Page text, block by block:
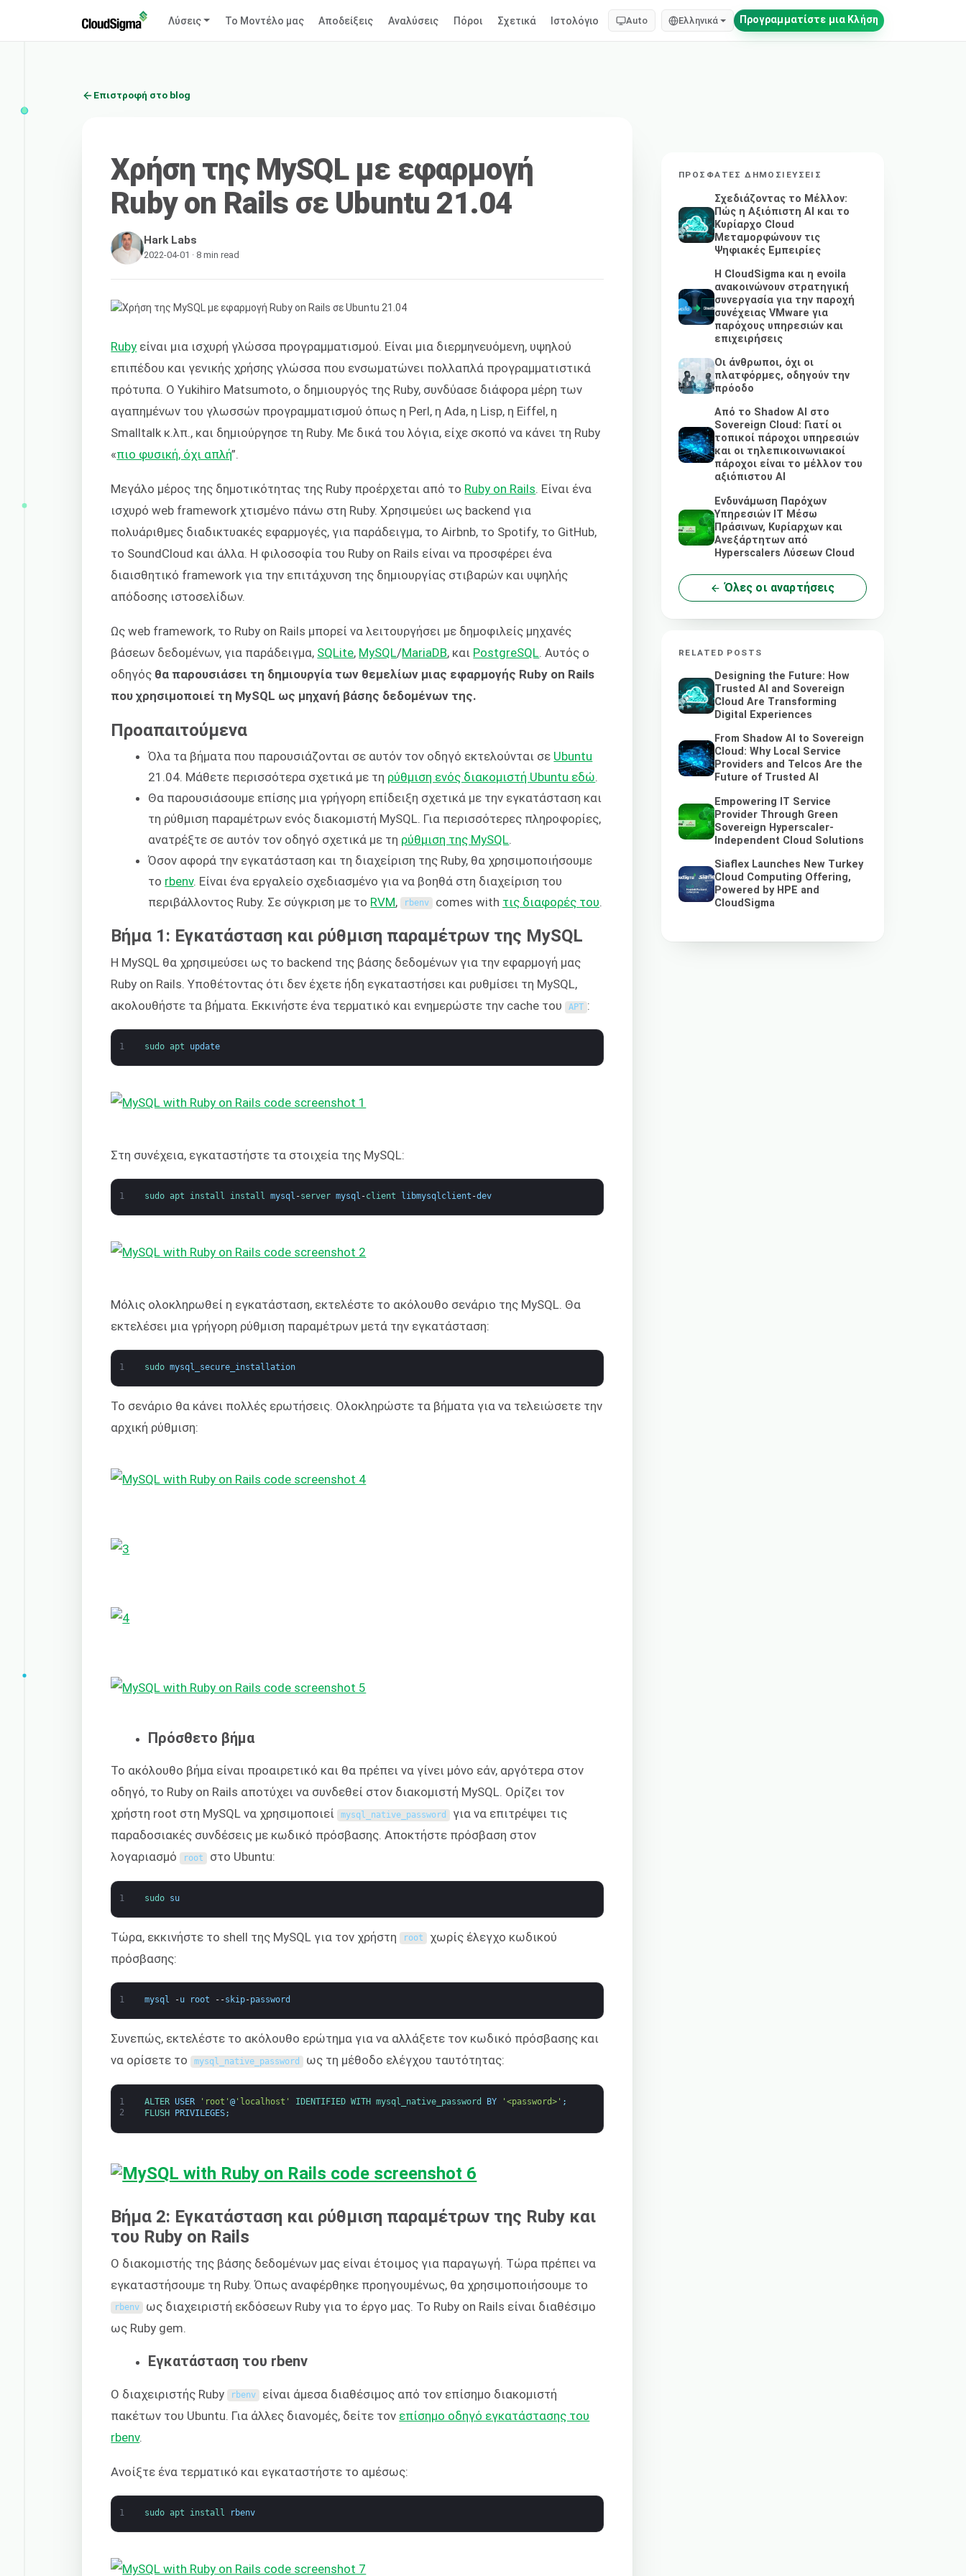
Λύσεις Το Μοντέλο μας Αποδείξεις Αναλύσεις Πόροι Σχετικά Ιστολόγιο Auto Ελληνικά Προγραμματίστε μια Κλήση
Επιστροφή στο blog
Χρήση της MySQL με εφαρμογή
Ruby on Rails σε Ubuntu 21.04
Hark Labs
2022-04-01 · 8 min read
Ruby είναι μια ισχυρή γλώσσα προγραμματισμού. Είναι μια διερμηνευόμενη, υψηλού
επιπέδου και γενικής χρήσης γλώσσα που ενσωματώνει πολλαπλά προγραμματιστικά
πρότυπα. Ο Yukihiro Matsumoto, ο δημιουργός της Ruby, συνδύασε διάφορα μέρη των
αγαπημένων του γλωσσών προγραμματισμού όπως η Perl, η Ada, η Lisp, η Eiffel, η
Smalltalk κ.λπ., και δημιούργησε τη Ruby. Με δικά του λόγια, είχε σκοπό να κάνει τη Ruby
«πιο φυσική, όχι απλή”.
Μεγάλο μέρος της δημοτικότητας της Ruby προέρχεται από το Ruby on Rails . Είναι ένα
ισχυρό web framework χτισμένο πάνω στη Ruby. Χρησιμεύει ως backend για
πολυάριθμες διαδικτυακές εφαρμογές, για παράδειγμα, το Airbnb, το Spotify, το GitHub,
το SoundCloud και άλλα. Η φιλοσοφία του Ruby on Rails είναι να προσφέρει ένα
διαισθητικό framework για την επιτάχυνση της δημιουργίας στιβαρών και υψηλής
απόδοσης ιστοσελίδων.
Ως web framework, το Ruby on Rails μπορεί να λειτουργήσει με δημοφιλείς μηχανές
βάσεων δεδομένων, για παράδειγμα, SQLite, MySQL/MariaDB, και PostgreSQL. Αυτός ο
οδηγός θα παρουσιάσει τη δημιουργία των θεμελίων μιας εφαρμογής Ruby on Rails
που χρησιμοποιεί τη MySQL ως μηχανή βάσης δεδομένων της.
Προαπαιτούμενα
Όλα τα βήματα που παρουσιάζονται σε αυτόν τον οδηγό εκτελούνται σε Ubuntu
21.04. Μάθετε περισσότερα σχετικά με τη ρύθμιση ενός διακομιστή Ubuntu εδώ
Θα παρουσιάσουμε επίσης μια γρήγορη επίδειξη σχετικά με την εγκατάσταση και
τη ρύθμιση παραμέτρων ενός διακομιστή MySQL. Για περισσότερες πληροφορίες,
ανατρέξτε σε αυτόν τον οδηγό σχετικά με τη ρύθμιση της MySQL
Όσον αφορά την εγκατάσταση και τη διαχείριση της Ruby, θα χρησιμοποιήσουμε
το rbenv. Είναι ένα εργαλείο σχεδιασμένο για να βοηθά στη διαχείριση του
περιβάλλοντος Ruby. Σε σύγκριση με το RVM, rbenv comes with τις διαφορές του
Βήμα 1: Εγκατάσταση και ρύθμιση παραμέτρων της MySQL
Η MySQL θα χρησιμεύσει ως το backend της βάσης δεδομένων για την εφαρμογή μας
Ruby on Rails. Υποθέτοντας ότι δεν έχετε ήδη εγκαταστήσει και ρυθμίσει τη MySQL,
ακολουθήστε τα βήματα. Εκκινήστε ένα τερματικό και ενημερώστε την cache του APT :
1 sudo apt update
Στη συνέχεια, εγκαταστήστε τα στοιχεία της MySQL:
1 sudo apt install install mysql -server mysql -client libmysqlclient -dev
Μόλις ολοκληρωθεί η εγκατάσταση, εκτελέστε το ακόλουθο σενάριο της MySQL. Θα
εκτελέσει μια γρήγορη ρύθμιση παραμέτρων μετά την εγκατάσταση:
1 sudo mysql_secure_installation
Το σενάριο θα κάνει πολλές ερωτήσεις. Ολοκληρώστε τα βήματα για να τελειώσετε την
αρχική ρύθμιση:
Πρόσθετο βήμα
Το ακόλουθο βήμα είναι προαιρετικό και θα πρέπει να γίνει μόνο εάν, αργότερα στον
οδηγό, το Ruby on Rails αποτύχει να συνδεθεί στον διακομιστή MySQL. Ορίζει τον
χρήστη root στη MySQL να χρησιμοποιεί mysql_native_password για να επιτρέψει τις
παραδοσιακές συνδέσεις με κωδικό πρόσβασης. Αποκτήστε πρόσβαση στον
λογαριασμό root στο Ubuntu:
1 sudo su
Τώρα, εκκινήστε το shell της MySQL για τον χρήστη root χωρίς έλεγχο κωδικού
πρόσβασης:
1 mysql -u root --skip-password
Συνεπώς, εκτελέστε το ακόλουθο ερώτημα για να αλλάξετε τον κωδικό πρόσβασης και
να ορίσετε το mysql_native_password ως τη μέθοδο ελέγχου ταυτότητας:
1
2
ALTER USER 'root' @'localhost' IDENTIFIED WITH mysql_native_password BY '<password>' ;
FLUSH
PRIVILEGES;
Βήμα 2: Εγκατάσταση και ρύθμιση παραμέτρων της Ruby και
του Ruby on Rails
Ο διακομιστής της βάσης δεδομένων μας είναι έτοιμος για παραγωγή. Τώρα πρέπει να
εγκαταστήσουμε τη Ruby. Όπως αναφέρθηκε προηγουμένως, θα χρησιμοποιήσουμε το
rbenv ως διαχειριστή εκδόσεων Ruby για το έργο μας. Το Ruby on Rails είναι διαθέσιμο
ως Ruby gem.
Εγκατάσταση του rbenv
Ο διαχειριστής Ruby rbenv είναι άμεσα διαθέσιμος από τον επίσημο διακομιστή
πακέτων του Ubuntu. Για άλλες διανομές, δείτε τον επίσημο οδηγό εγκατάστασης του
rbenv.
Ανοίξτε ένα τερματικό και εγκαταστήστε το αμέσως:
1 sudo apt install rbenv
ΠΡΌΣΦΑΤΕΣ ΔΗΜΟΣΙΕΎΣΕΙΣ
Σχεδιάζοντας το Μέλλον:
Πώς η Αξιόπιστη AI και το
Κυρίαρχο Cloud
Μεταμορφώνουν τις
Ψηφιακές Εμπειρίες
Η CloudSigma και η evoila
ανακοινώνουν στρατηγική
συνεργασία για την παροχή
συνέχειας VMware για
παρόχους υπηρεσιών και
επιχειρήσεις
Οι άνθρωποι, όχι οι
πλατφόρμες, οδηγούν την
πρόοδο
Από το Shadow AI στο
Sovereign Cloud: Γιατί οι
τοπικοί πάροχοι υπηρεσιών
και οι τηλεπικοινωνιακοί
πάροχοι είναι το μέλλον του
αξιόπιστου AI
Ενδυνάμωση Παρόχων
Υπηρεσιών IT Μέσω
Πράσινων, Κυρίαρχων και
Ανεξάρτητων από
Hyperscalers Λύσεων Cloud
Όλες οι αναρτήσεις
RELATED POSTS
Designing the Future: How
Trusted AI and Sovereign
Cloud Are Transforming
Digital Experiences
From Shadow AI to Sovereign
Cloud: Why Local Service
Providers and Telcos Are the
Future of Trusted AI
Empowering IT Service
Provider Through Green
Sovereign Hyperscaler-
Independent Cloud Solutions
Siaflex Launches New Turkey
Cloud Computing Offering,
Powered by HPE and
CloudSigma